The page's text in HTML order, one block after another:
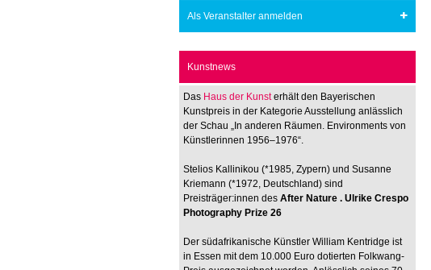
Als Veranstalter anmelden
Kunstnews
Das Haus der Kunsterhält den Bayerischen
Kunstpreis in der Kategorie Ausstellung anlässlich
der Schau „In anderen Räumen. Environments von
Künstlerinnen 1956–1976“.
Stelios Kallinikou (*1985, Zypern) und Susanne
Kriemann (*1972, Deutschland) sind
Preisträger:innen des After Nature . Ulrike Crespo
Photography Prize 26
Der südafrikanische Künstler William Kentridge ist
in Essen mit dem 10.000 Euro dotierten Folkwang-